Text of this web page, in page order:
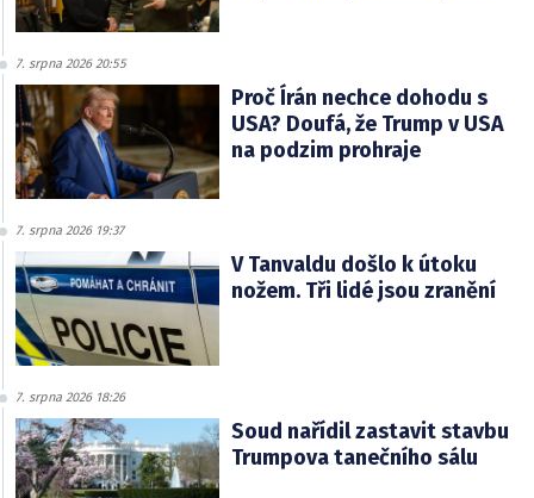
7. srpna 2026 20:55
Proč Írán nechce dohodu s
USA? Doufá, že Trump v USA
na podzim prohraje
7. srpna 2026 19:37
V Tanvaldu došlo k útoku
nožem. Tři lidé jsou zranění
7. srpna 2026 18:26
Soud nařídil zastavit stavbu
Trumpova tanečního sálu